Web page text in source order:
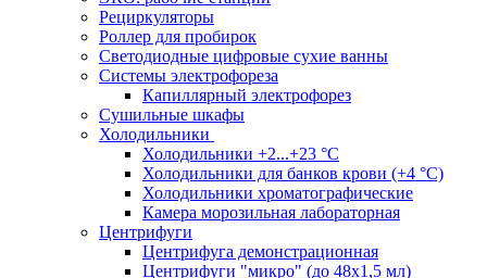
Рециркуляторы
Роллер для пробирок
Светодиодные цифровые сухие ванны
Системы электрофореза
Капиллярный электрофорез
Сушильные шкафы
Холодильники
Холодильники +2...+23 °С
Холодильники для банков крови (+4 °С)
Холодильники хроматографические
Камера морозильная лабораторная
Центрифуги
Центрифуга демонстрационная
Центрифуги "микро" (до 48x1,5 мл)